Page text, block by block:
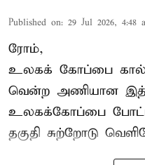
Published on: 29 Jul 2026, 4:48
ரோம்,
உலகக் கோப்பை
வென்ற அணியான
உலகக்கோப்பை
தகுதி சுற்றோடு